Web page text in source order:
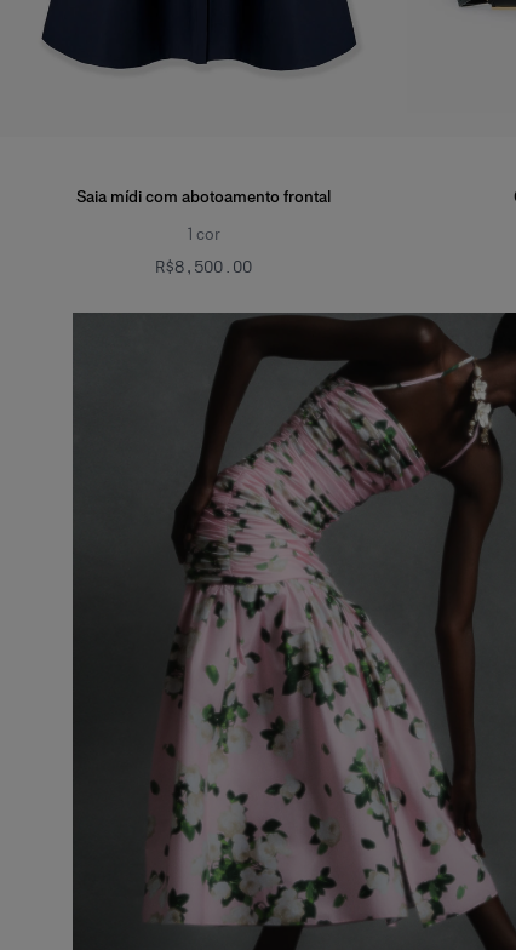
Saia mídi com abotoamento frontal
1 cor
R$‌8,500.00